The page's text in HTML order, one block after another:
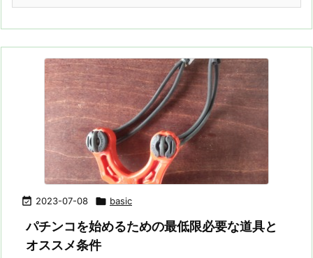
 2023-07-08  basic
パチンコを始めるための最低限必要な道具と
オススメ条件